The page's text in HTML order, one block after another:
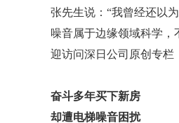
张先生说：“我曾经还以
噪音属于边缘领域科学
迎访问深日公司原创专栏
奋斗多年买下新房
却遭电梯噪音困扰